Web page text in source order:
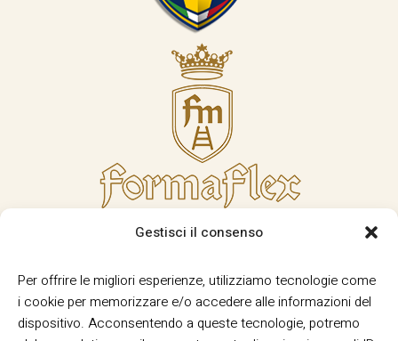
Gestisci il consenso
Per offrire le migliori esperienze, utilizziamo tecnologie come
i cookie per memorizzare e/o accedere alle informazioni del
dispositivo. Acconsentendo a queste tecnologie, potremo